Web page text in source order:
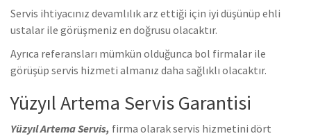
Servis ihtiyacınız devamlılık arz ettiği için iyi düşünüp ehli
ustalar ile görüşmeniz en doğrusu olacaktır.
Ayrıca referansları mümkün olduğunca bol firmalar ile
görüşüp servis hizmeti almanız daha sağlıklı olacaktır.
Yüzyıl Artema Servis Garantisi
Yüzyıl Artema Servis, firma olarak servis hizmetini dört